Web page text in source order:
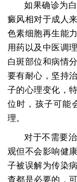
如果确诊为
癜风相对于成人
色素细胞再生能
用药以及中医调
白斑部位和病情
要有耐心，坚持
子的心理变化，
位时，孩子可能
理。
对于不需要
观但不会影响健
子被误解为传染
查都是必要的，